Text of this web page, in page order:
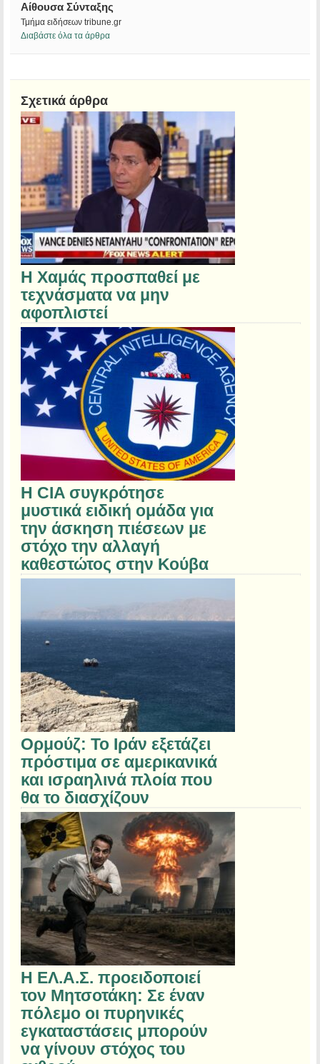
Αίθουσα Σύνταξης
Τμήμα ειδήσεων tribune.gr
Διαβάστε όλα τα άρθρα
Σχετικά άρθρα
Η Χαμάς προσπαθεί με
τεχνάσματα να μην
αφοπλιστεί
Η CIA συγκρότησε
μυστικά ειδική ομάδα για
την άσκηση πιέσεων με
στόχο την αλλαγή
καθεστώτος στην Κούβα
Ορμούζ: Το Ιράν εξετάζει
πρόστιμα σε αμερικανικά
και ισραηλινά πλοία που
θα το διασχίζουν
Η ΕΛ.Α.Σ. προειδοποιεί
τον Μητσοτάκη: Σε έναν
πόλεμο οι πυρηνικές
εγκαταστάσεις μπορούν
να γίνουν στόχος του